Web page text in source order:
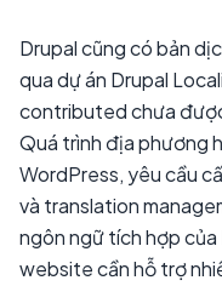
Drupal cũng có bản
qua dự án Drupal
contributed chưa
Quá trình địa phương
WordPress, yêu cầu
và translation
ngôn ngữ tích hợp của
website cần hỗ trợ